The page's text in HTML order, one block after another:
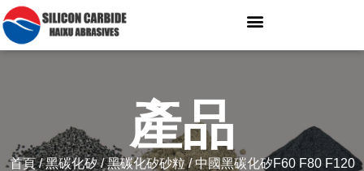
產品
首頁/黑碳化矽/黑碳化矽砂粒/ 中國黑碳化矽F60 F80 F120